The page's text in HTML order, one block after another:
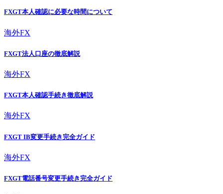
FXGT本人確認に必要な時間について
海外FX
FXGT法人口座の徹底解説
海外FX
FXGT本人確認手続き徹底解説
海外FX
FXGT IB変更手続き完全ガイド
海外FX
FXGT電話番号変更手続き完全ガイド